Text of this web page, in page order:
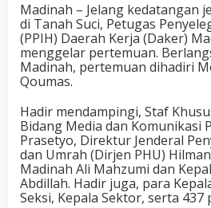
Madinah – Jelang kedatangan
di Tanah Suci, Petugas
(PPIH) Daerah Kerja (Daker)
menggelar pertemuan.
Madinah, pertemuan dihadiri
Qoumas.
Hadir mendampingi, Staf
Bidang Media dan Komunikasi
Prasetyo, Direktur Jenderal
dan Umrah (Dirjen PHU)
Madinah Ali Mahzumi dan
Abdillah. Hadir juga, para
Seksi, Kepala Sektor, serta 437